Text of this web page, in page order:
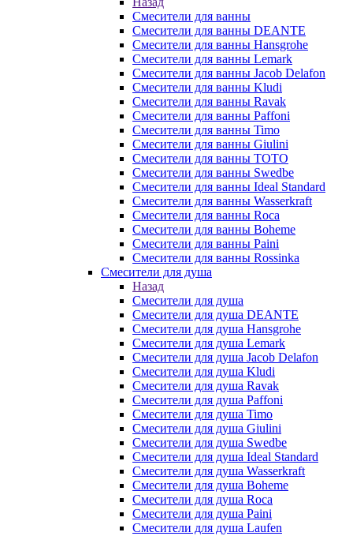
Смесители для ванны
Смесители для ванны DEANTE
Смесители для ванны Hansgrohe
Смесители для ванны Lemark
Смесители для ванны Jacob Delafon
Смесители для ванны Kludi
Смесители для ванны Ravak
Смесители для ванны Paffoni
Смесители для ванны Timo
Смесители для ванны Giulini
Смесители для ванны TOTO
Смесители для ванны Swedbe
Смесители для ванны Ideal Standard
Смесители для ванны Wasserkraft
Смесители для ванны Roca
Смесители для ванны Boheme
Смесители для ванны Paini
Смесители для ванны Rossinka
Смесители для душа
Назад
Смесители для душа
Смесители для душа DEANTE
Смесители для душа Hansgrohe
Смесители для душа Lemark
Смесители для душа Jacob Delafon
Смесители для душа Kludi
Смесители для душа Ravak
Смесители для душа Paffoni
Смесители для душа Timo
Смесители для душа Giulini
Смесители для душа Swedbe
Смесители для душа Ideal Standard
Смесители для душа Wasserkraft
Смесители для душа Boheme
Смесители для душа Roca
Смесители для душа Paini
Смесители для душа Laufen